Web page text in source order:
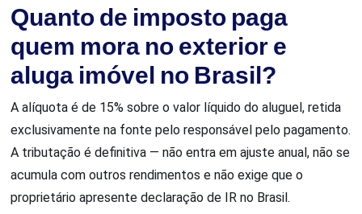
Quanto de imposto paga
quem mora no exterior e
aluga imóvel no Brasil?
A alíquota é de 15% sobre o valor líquido do aluguel, retida
exclusivamente na fonte pelo responsável pelo pagamento.
A tributação é definitiva — não entra em ajuste anual, não se
acumula com outros rendimentos e não exige que o
proprietário apresente declaração de IR no Brasil.